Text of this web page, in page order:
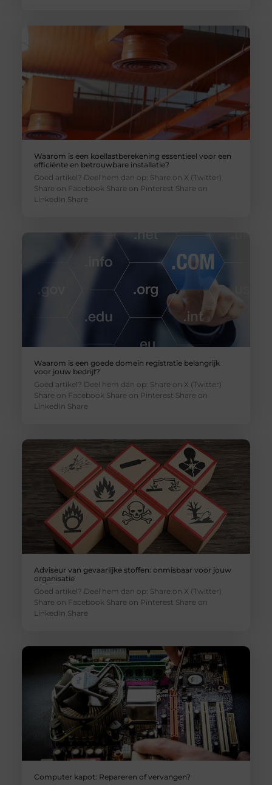
Waarom is een koellastberekening essentieel voor een
efficiënte en betrouwbare installatie?
Goed artikel? Deel hem dan op: Share on X (Twitter)
Share on Facebook Share on Pinterest Share on
LinkedIn Share
Waarom is een goede domein registratie belangrijk
voor jouw bedrijf?
Goed artikel? Deel hem dan op: Share on X (Twitter)
Share on Facebook Share on Pinterest Share on
LinkedIn Share
Adviseur van gevaarlijke stoffen: onmisbaar voor jouw
organisatie
Goed artikel? Deel hem dan op: Share on X (Twitter)
Share on Facebook Share on Pinterest Share on
LinkedIn Share
Computer kapot: Repareren of vervangen?